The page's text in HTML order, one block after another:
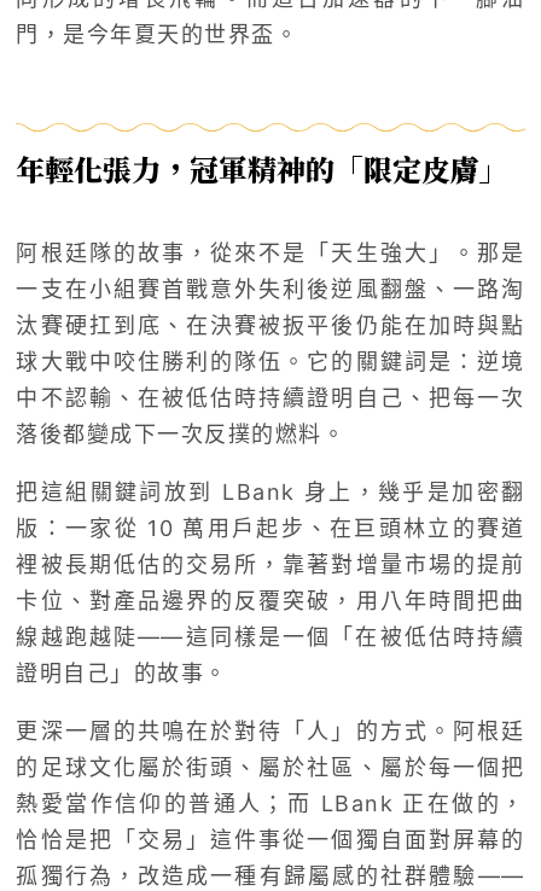
門，是今年夏天的世界盃。
年輕化張力，冠軍精神的「限定皮膚」
阿根廷隊的故事，從來不是「天生強大」。那是
一支在小組賽首戰意外失利後逆風翻盤、一路淘
汰賽硬扛到底、在決賽被扳平後仍能在加時與點
球大戰中咬住勝利的隊伍。它的關鍵詞是：逆境
中不認輸、在被低估時持續證明自己、把每一次
落後都變成下一次反撲的燃料。
把這組關鍵詞放到 LBank 身上，幾乎是加密翻
版：一家從 10 萬用戶起步、在巨頭林立的賽道
裡被長期低估的交易所，靠著對增量市場的提前
卡位、對產品邊界的反覆突破，用八年時間把曲
線越跑越陡——這同樣是一個「在被低估時持續
證明自己」的故事。
更深一層的共鳴在於對待「人」的方式。阿根廷
的足球文化屬於街頭、屬於社區、屬於每一個把
熱愛當作信仰的普通人；而 LBank 正在做的，
恰恰是把「交易」這件事從一個獨自面對屏幕的
孤獨行為，改造成一種有歸屬感的社群體驗——